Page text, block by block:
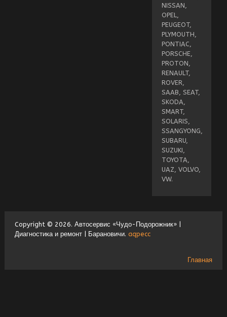
NISSAN,
OPEL,
PEUGEOT,
PLYMOUTH,
PONTIAC,
PORSCHE,
PROTON,
RENAULT,
ROVER,
SAAB, SEAT,
SKODA,
SMART,
SOLARIS,
SSANGYONG,
SUBARU,
SUZUKI,
TOYOTA,
UAZ, VOLVO,
VW.
Copyright © 2026. Автосервис «Чудо-Подорожник» |
Диагностика и ремонт | Барановичи. aqpecc
Главная